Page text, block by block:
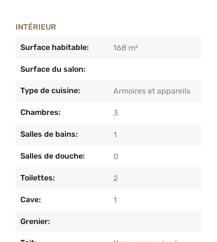
INTÉRIEUR
Surface habitable: 168 m²
Surface du salon:
Type de cuisine: Armoires et appareils
Chambres: 3
Salles de bains: 1
Salles de douche: 0
Toilettes: 2
Cave: 1
Grenier: